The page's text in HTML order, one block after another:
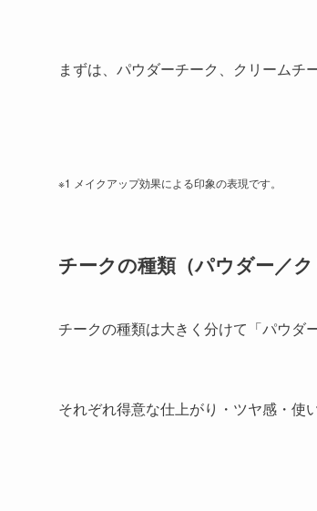
まずは、パウダーチーク、クリームチ
※1 メイクアップ効果による印象の表現です。
チークの種類（パウダー／ク
チークの種類は大きく分けて 「パウダ
それぞれ得意な仕上がり・ツヤ感・使